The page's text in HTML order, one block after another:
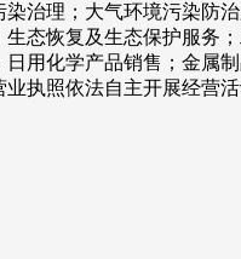
治理；大气环境污染防
态恢复及生态保护服务
用化学产品销售；金
执照依法自主开展经营活